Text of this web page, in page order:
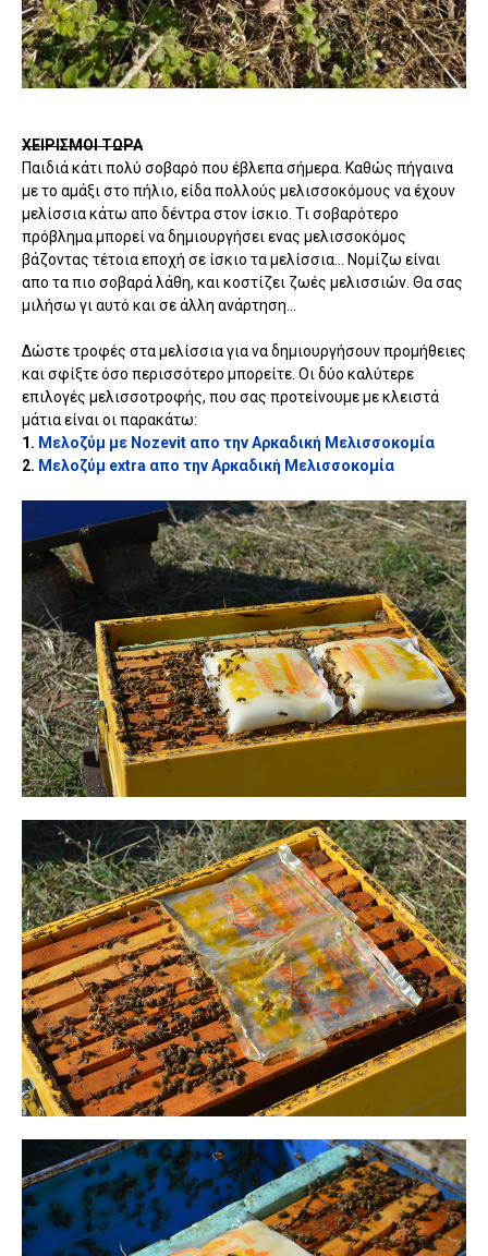
ΧΕΙΡΙΣΜΟΙ ΤΩΡΑ
Παιδιά κάτι πολύ σοβαρό που έβλεπα σήμερα. Καθώς πήγαινα
με το αμάξι στο πήλιο, είδα πολλούς μελισσοκόμους να έχουν
μελίσσια κάτω απο δέντρα στον ίσκιο. Τι σοβαρότερο
πρόβλημα μπορεί να δημιουργήσει ενας μελισσοκόμος
βάζοντας τέτοια εποχή σε ίσκιο τα μελίσσια... Νομίζω είναι
απο τα πιο σοβαρά λάθη, και κοστίζει ζωές μελισσιών. Θα σας
μιλήσω γι αυτό και σε άλλη ανάρτηση...
Δώστε τροφές στα μελίσσια για να δημιουργήσουν προμήθειες
και σφίξτε όσο περισσότερο μπορείτε. Οι δύο καλύτερε
επιλογές μελισσοτροφής, που σας προτείνουμε με κλειστά
μάτια είναι οι παρακάτω:
1. Μελοζύμ με Nozevit απο την Αρκαδική Μελισσοκομία
2. Μελοζύμ extra απο την Αρκαδική Μελισσοκομία